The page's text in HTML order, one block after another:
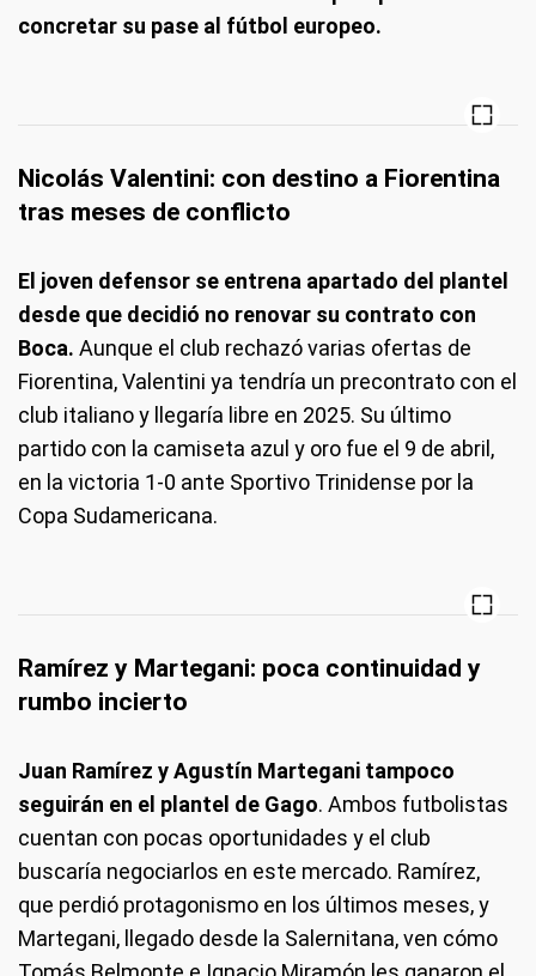
concretar su pase al fútbol europeo.
Nicolás Valentini: con destino a Fiorentina
tras meses de conflicto
El joven defensor se entrena apartado del plantel
desde que decidió no renovar su contrato con
Boca. Aunque el club rechazó varias ofertas de
Fiorentina, Valentini ya tendría un precontrato con el
club italiano y llegaría libre en 2025. Su último
partido con la camiseta azul y oro fue el 9 de abril,
en la victoria 1-0 ante Sportivo Trinidense por la
Copa Sudamericana.
Ramírez y Martegani: poca continuidad y
rumbo incierto
Juan Ramírez y Agustín Martegani tampoco
seguirán en el plantel de Gago. Ambos futbolistas
cuentan con pocas oportunidades y el club
buscaría negociarlos en este mercado. Ramírez,
que perdió protagonismo en los últimos meses, y
Martegani, llegado desde la Salernitana, ven cómo